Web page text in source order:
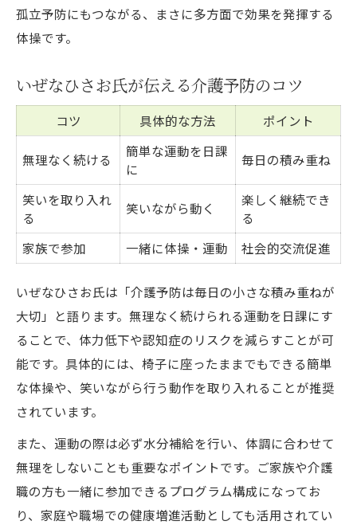
孤立予防にもつながる、まさに多方面で効果を発揮する
体操です。
いぜなひさお氏が伝える介護予防のコツ
コツ 具体的な方法 ポイント
無理なく続ける
簡単な運動を日課
に
毎日の積み重ね
笑いを取り入れ
る
笑いながら動く
楽しく継続でき
る
家族で参加
一緒に体操・運動 社会的交流促進
いぜなひさお氏は「介護予防は毎日の小さな積み重ねが
大切」と語ります。無理なく続けられる運動を日課にす
ることで、体力低下や認知症のリスクを減らすことが可
能です。具体的には、椅子に座ったままでもできる簡単
な体操や、笑いながら行う動作を取り入れることが推奨
されています。
また、運動の際は必ず水分補給を行い、体調に合わせて
無理をしないことも重要なポイントです。ご家族や介護
職の方も一緒に参加できるプログラム構成になってお
り、家庭や職場での健康増進活動としても活用されてい